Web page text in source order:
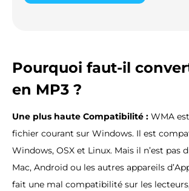
Pourquoi faut-il
en MP3 ?
Une plus haute Compatibilité : WMA
fichier courant sur Windows. Il est
Windows, OSX et Linux. Mais il n’est pas
Mac, Android ou les autres appareils
fait une mal compatibilité sur les